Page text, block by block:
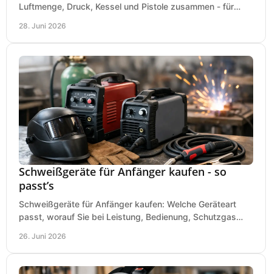
Luftmenge, Druck, Kessel und Pistole zusammen - für
28. Juni 2026
Schweißgeräte für Anfänger kaufen - so
passt’s
Schweißgeräte für Anfänger kaufen: Welche Geräteart
passt, worauf Sie bei Leistung, Bedienung, Schutzgas
26. Juni 2026